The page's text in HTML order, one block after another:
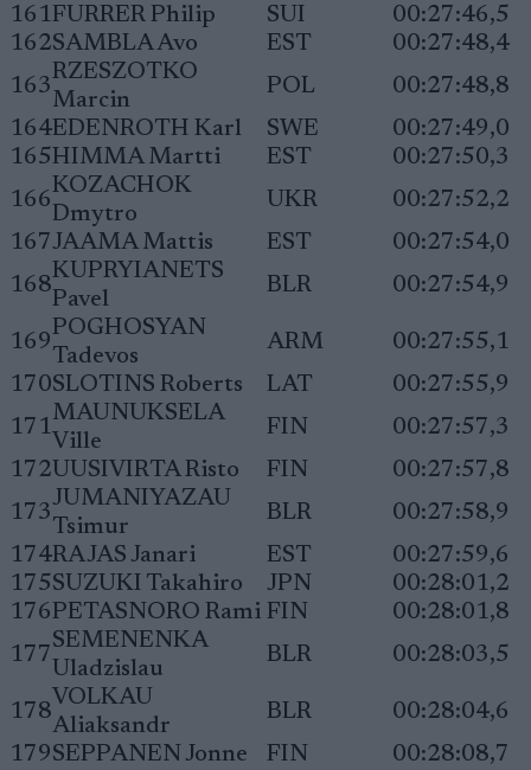
161FURRER Philip SUI
00:27:46,5
162SAMBLA Avo EST
00:27:48,4
163
RZESZOTKO
Marcin
POL
00:27:48,8
164EDENROTH Karl SWE
00:27:49,0
165HIMMA Martti EST
00:27:50,3
166
KOZACHOK
Dmytro
UKR
00:27:52,2
167 JAAMA Mattis EST
00:27:54,0
168
KUPRYIANETS
Pavel
BLR 00:27:54,9
169
POGHOSYAN
Tadevos
ARM
00:27:55,1
170SLOTINS Roberts LAT
00:27:55,9
171
MAUNUKSELA
Ville
FIN
00:27:57,3
172UUSIVIRTA Risto FIN
00:27:57,8
173
JUMANIYAZAU
Tsimur
BLR
00:27:58,9
174RAJAS Janari EST
00:27:59,6
175SUZUKI Takahiro JPN
00:28:01,2
176PETASNORO Rami FIN
00:28:01,8
177
SEMENENKA
Uladzislau
BLR 00:28:03,5
178
VOLKAU
Aliaksandr
BLR
00:28:04,6
179SEPPANEN Jonne FIN
00:28:08,7